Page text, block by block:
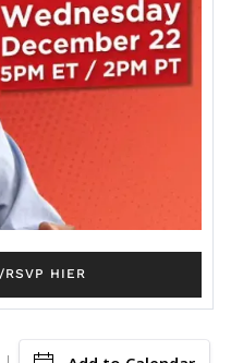
RSVP HIER